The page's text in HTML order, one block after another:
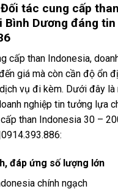
tác cung cấp
Bình Dương đáng tin
cấp than Indonesia,
giá mà còn cần độ ổn
vụ đi kèm. Dưới đây
nghiệp tin tưởng lựa
than Indonesia 30 –
đáp ứng số lượng lớn
chính ngạch